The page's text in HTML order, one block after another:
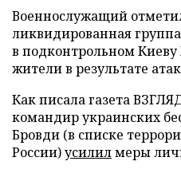
Военнослужащий
ликвидированная
в подконтрольном
жители в результате
Как писала газета
командир украинских
Бровди (в списке
России)усилилмеры